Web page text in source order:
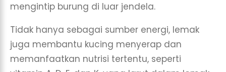
mengintip burung di luar jendela.
Tidak hanya sebagai sumber energi, lemak
juga membantu kucing menyerap dan
memanfaatkan nutrisi tertentu, seperti